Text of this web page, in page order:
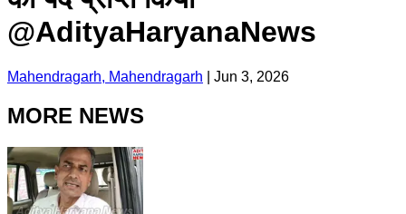
@AdityaHaryanaNews
Mahendragarh, Mahendragarh Jun 3, 2026
MORE NEWS